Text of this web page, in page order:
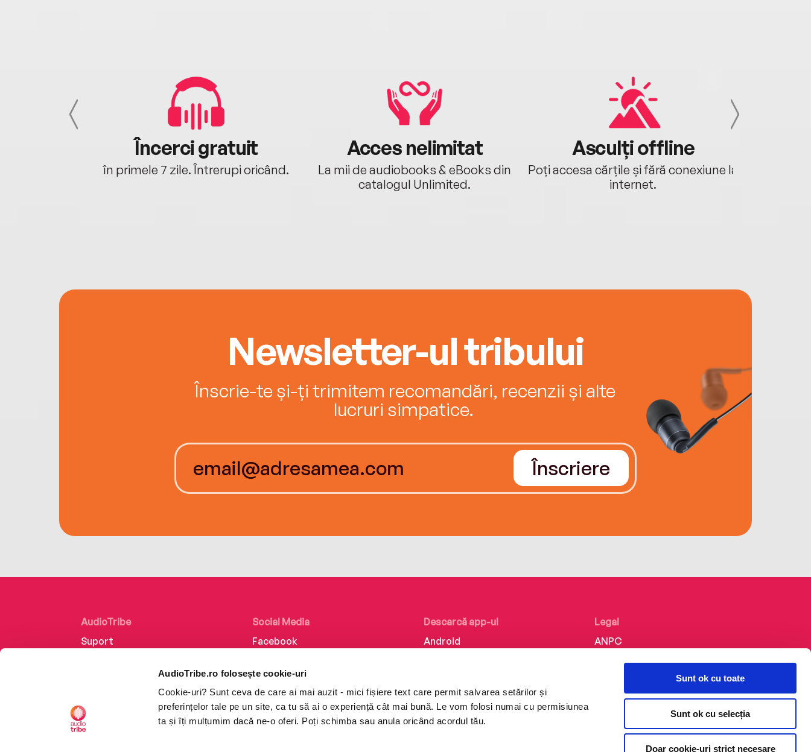
AudioTribe.ro folosește cookie-uri
Cookie-uri? Sunt ceva de care ai mai auzit - mici fișiere text care permit salvarea setărilor și
preferințelor tale pe un site, ca tu să ai o experiență cât mai bună. Le vom folosi numai cu permisiunea
ta și îți mulțumim dacă ne-o oferi. Poți schimba sau anula oricând acordul tău.
Sunt ok cu toate
Sunt ok cu selecția
Doar cookie-uri strict necesare
Încerci gratuit
în primele 7 zile. Întrerupi oricând.
Acces nelimitat
La mii de audiobooks & eBooks din
catalogul Unlimited.
Asculți offline
Poți accesa cărțile și fără conexiune la
internet.
Newsletter-ul tribului
Înscrie-te și-ți trimitem recomandări, recenzii și alte
lucruri simpatice.
Înscriere
AudioTribe
Suport
Retragere din comandă
Social Media
Facebook
Instagram
TikTok
Descarcă app-ul
Android
Legal
ANPC
Politica de confidențialitate
Termeni și condiții